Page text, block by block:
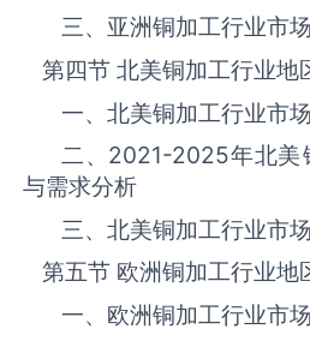
三、亚洲‌‌‌‌‌‌‌铜加工‌‌‌‌‌‌‌‌‌‌‌‌‌‌‌‌‌‌‌行业市
第四节 北美‌‌‌‌‌‌‌铜加工‌‌‌‌‌‌‌‌‌‌‌‌‌‌‌‌‌‌‌行业地
一、北美‌‌‌‌‌‌‌铜加工‌‌‌‌‌‌‌‌‌‌‌‌‌‌‌‌‌‌‌行业市
二、 2021-2025年北美‌‌‌‌‌‌‌
与需求分析
三、北美‌‌‌‌‌‌‌铜加工‌‌‌‌‌‌‌‌‌‌‌‌‌‌‌‌‌‌‌行业市
第五节 欧洲‌‌‌‌‌‌‌铜加工‌‌‌‌‌‌‌‌‌‌‌‌‌‌‌‌‌‌‌行业地
一、欧洲‌‌‌‌‌‌‌铜加工‌‌‌‌‌‌‌‌‌‌‌‌‌‌‌‌‌‌‌行业市